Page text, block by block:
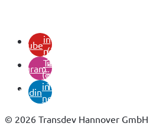
youtubein
neuem
Tab)
instagram
(öffnet
in
neuem
Tab)
linkedin
(öffnet
in
neuem
© 2026 Transdev Hannover GmbH